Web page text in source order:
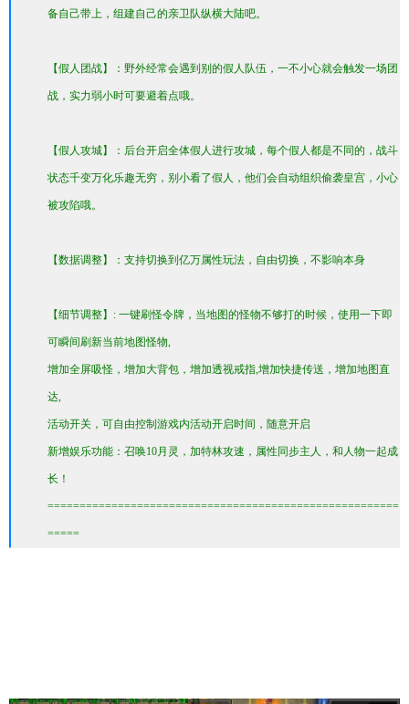
备自己带上，组建自己的亲卫队纵横大陆吧。
【假人团战】：野外经常会遇到别的假人队伍，一不小心就会触发一场团
战，实力弱小时可要避着点哦。
【假人攻城】：后台开启全体假人进行攻城，每个假人都是不同的，战斗
状态千变万化乐趣无穷，别小看了假人，他们会自动组织偷袭皇宫，小心
被攻陷哦。
【数据调整】：支持切换到亿万属性玩法，自由切换，不影响本身
【细节调整】: 一键刷怪令牌，当地图的怪物不够打的时候，使用一下即
可瞬间刷新当前地图怪物,
增加全屏吸怪，增加大背包，增加透视戒指,增加快捷传送，增加地图直
达,
活动开关，可自由控制游戏内活动开启时间，随意开启
新增娱乐功能：召唤10月灵，加特林攻速，属性同步主人，和人物一起成
长！
=======================================================
=====